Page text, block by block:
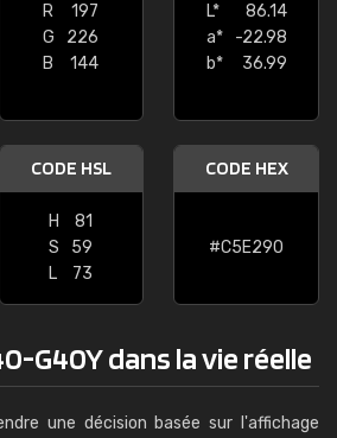
R
197
G
226
B
144
L*
86.14
a*
-22.98
b*
36.99
CODE HSL
H
81
S
59
L
73
CODE HEX
#C5E290
G40Y dans la vie réelle
une décision basée sur l'affichage